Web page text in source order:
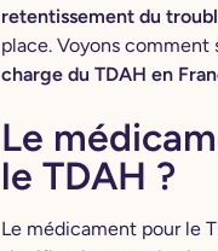
retentissement du
place. Voyons comment
charge du TDAH en
Le
le TDAH ?
Le médicament pour le